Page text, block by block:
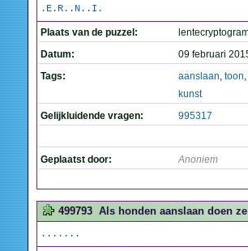
.E.R..N..I.
Plaats van de puzzel:
Datum:
09 februari
Tags:
aanslaan, toon,
kunst
Gelijkluidende vragen:
995317
Geplaatst door: Anoniem
499793 Als honden aanslaan doen
.......